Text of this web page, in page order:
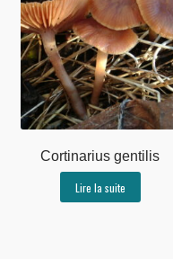
Cortinarius gentilis
Lire la suite